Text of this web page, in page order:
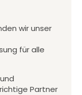
wir unser
für alle
Partner